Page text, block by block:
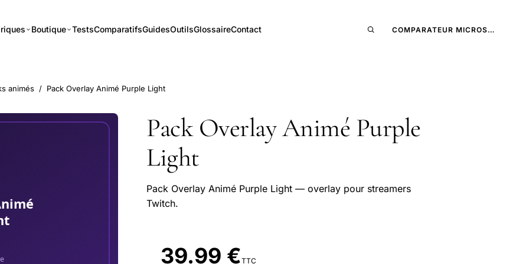
Boutique TestsComparatifsGuidesOutilsGlossaireContact COMPARATEUR MICROS…
animés / Pack Overlay Animé Purple Light
Pack Overlay Animé Purple
Light
Pack Overlay Animé Purple Light — overlay pour streamers
Twitch.
39.99 €TTC